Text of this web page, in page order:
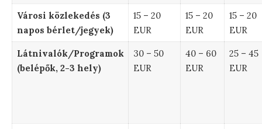
Városi közlekedés (3
napos bérlet/jegyek)
15 – 20
EUR
15 – 20
EUR
15 – 20
EUR
Látnivalók/Programok
(belépők, 2-3 hely)
30 – 50
EUR
40 – 60
EUR
25 – 45
EUR